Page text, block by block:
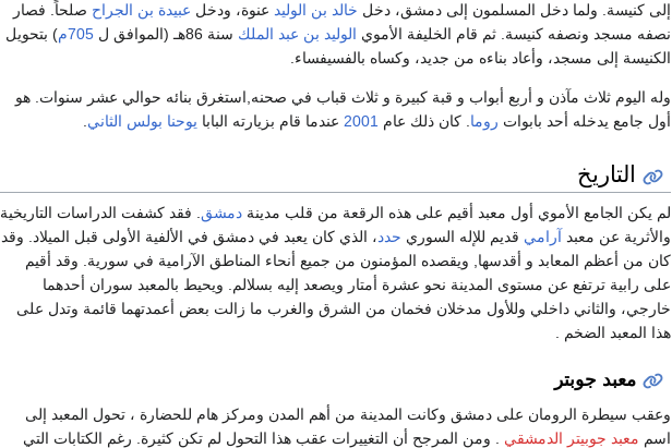
إلى كنيسة. ولما دخل المسلمون إلى دمشق، دخل خالد بن الوليد عنوة، ودخل عبيدة بن الجراح صلحاً. فصار
نصفه مسجد ونصفه كنيسة. ثم قام الخليفة الأموي الوليد بن عبد الملك سنة 86هـ (الموافق ل 705م ) بتحويل
الكنيسة إلى مسجد، وأعاد بناءه من جديد، وكساه بالفسيفساء.
وله اليوم ثلاث مآذن و أربع أبواب و قبة كبيرة و ثلاث قباب في صحنه,استغرق بنائه حوالي عشر سنوات. هو
أول جامع يدخله أحد بابوات روما . كان ذلك عام 2001 عندما قام بزيارته البابا يوحنا بولس الثاني
التاريخ
لم يكن الجامع الأموي أول معبد أقيم على هذه الرقعة من قلب مدينة دمشق. فقد كشفت الدراسات التاريخية
والأثرية عن معبد آرامي قديم للإله السوري حدد، الذي كان يعبد في دمشق في الألفية الأولى قبل الميلاد. وقد
كان من أعظم المعابد و أقدسها, ويقصده المؤمنون من جميع أنحاء المناطق الآرامية في سورية. وقد أقيم
على رابية ترتفع عن مستوى المدينة نحو عشرة أمتار ويصعد إليه بسلالم. ويحيط بالمعبد سوران أحدهما
خارجي، والثاني داخلي وللأول مدخلان فخمان من الشرق والغرب ما زالت بعض أعمدتهما قائمة وتدل على
هذا المعبد الضخم .
معبد جوبتر
وعقب سيطرة الرومان على دمشق وكانت المدينة من أهم المدن ومركز هام للحضارة ، تحول المعبد إلى
اسم معبد جوبيتر الدمشقي . ومن المرجح أن التغييرات عقب هذا التحول لم تكن كثيرة. رغم الكتابات التي